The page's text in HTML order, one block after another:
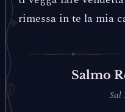
rimessa in te la mia
Salmo
Sal